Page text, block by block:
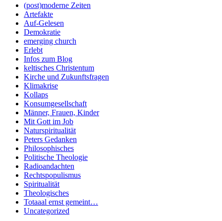
(post)moderne Zeiten
Artefakte
Auf-Gelesen
Demokratie
emerging church
Erlebt
Infos zum Blog
keltisches Christentum
Kirche und Zukunftsfragen
Klimakrise
Kollaps
Konsumgesellschaft
Männer, Frauen, Kinder
Mit Gott im Job
Naturspiritualität
Peters Gedanken
Philosophisches
Politische Theologie
Radioandachten
Rechtspopulismus
Spiritualität
Theologisches
Totaaal ernst gemeint…
Uncategorized